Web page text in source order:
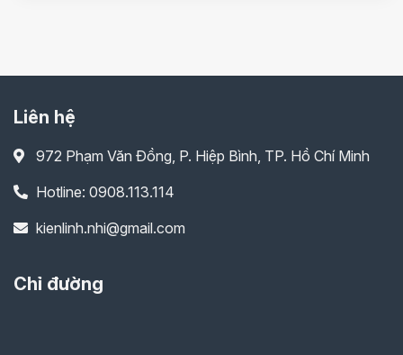
Liên hệ
972 Phạm Văn Đồng, P. Hiệp Bình, TP. Hồ Chí Minh
Hotline: 0908.113.114
kienlinh.nhi@gmail.com
Chỉ đường